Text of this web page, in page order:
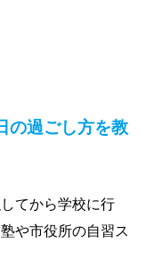
の過ごし方を教
てから学校に行
や市役所の自習ス